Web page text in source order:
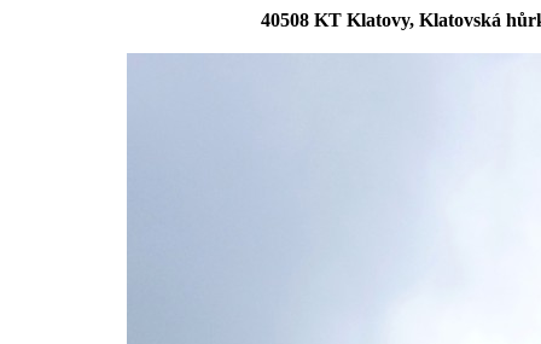
40508 KT Klatovy, Klatovská